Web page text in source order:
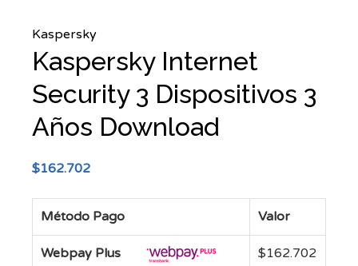
Kaspersky
Kaspersky Internet
Security 3 Dispositivos 3
Años Download
$162.702
Método Pago Valor
Webpay Plus $162.702